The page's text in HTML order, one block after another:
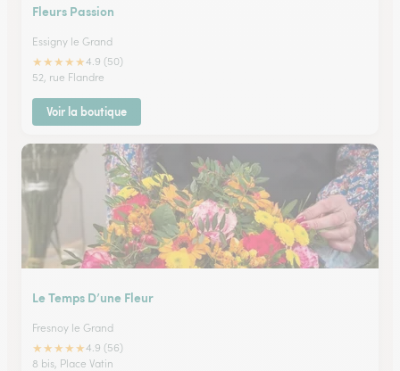
Fleurs Passion
Essigny le Grand
★★★★★4.9 (50)
52, rue Flandre
Voir la boutique
Le Temps D’une Fleur
Fresnoy le Grand
★★★★★4.9 (56)
8 bis, Place Vatin